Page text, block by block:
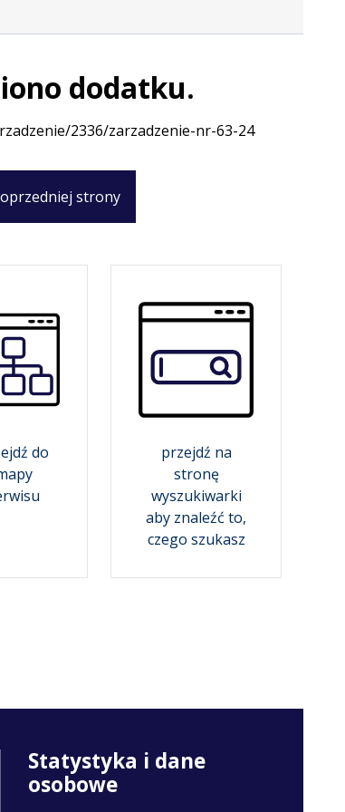
dodatku.
2336/zarzadzenie-nr-63-24
strony
do
przejdź na
stronę
wyszukiwarki
aby znaleźć to,
czego szukasz
Statystyka i dane
osobowe